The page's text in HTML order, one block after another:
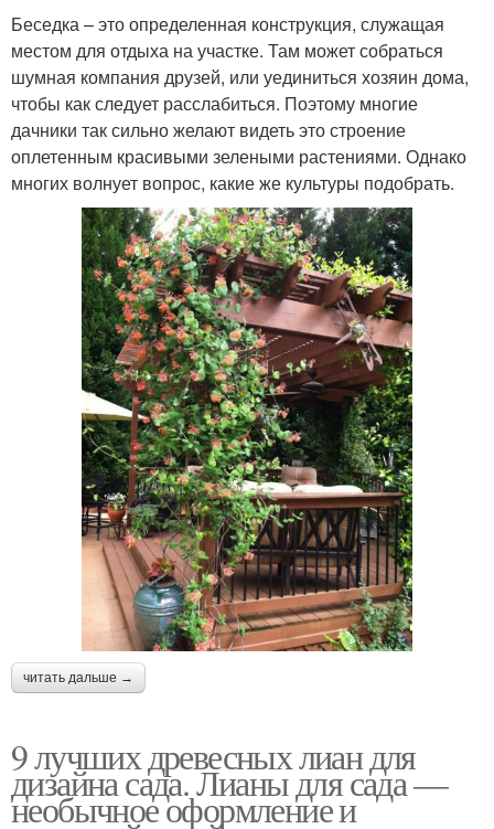
Беседка – это определенная конструкция, служащая
местом для отдыха на участке. Там может собраться
шумная компания друзей, или уединиться хозяин дома,
чтобы как следует расслабиться. Поэтому многие
дачники так сильно желают видеть это строение
оплетенным красивыми зелеными растениями. Однако
многих волнует вопрос, какие же культуры подобрать.
читать дальше →
9 лучших древесных лиан для
дизайна сада. Лианы для сада —
необычное оформление и